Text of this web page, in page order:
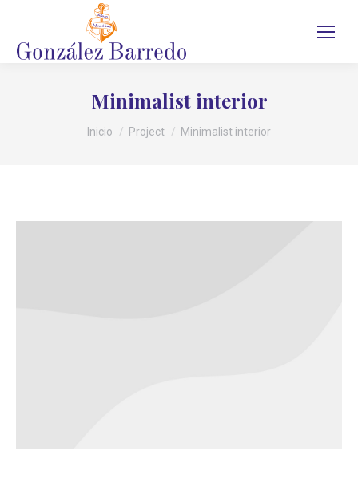
Minimalist interior
Inicio Project Minimalist interior